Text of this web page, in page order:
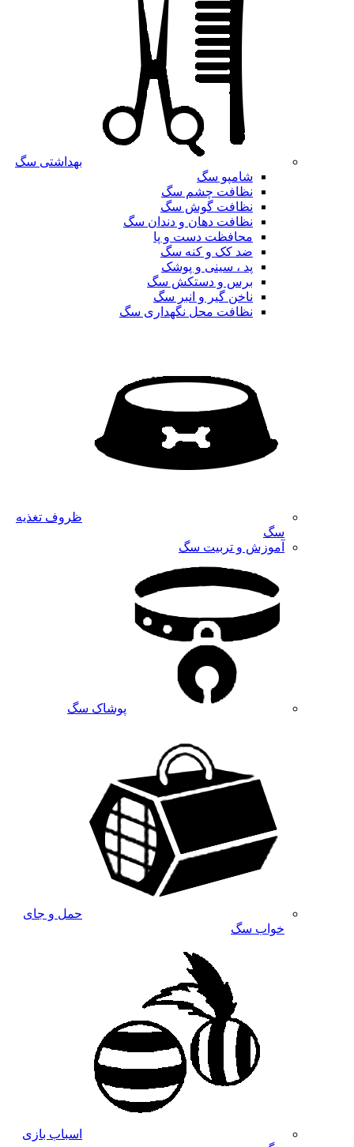
بهداشتی سگ
شامپو سگ
نظافت چشم سگ
نظافت گوش سگ
نظافت دهان و دندان سگ
محافظت دست و پا
ضد کک و کنه سگ
پد ، سینی و پوشک
برس و دستکش سگ
ناخن گیر و انبر سگ
نظافت محل نگهداری سگ
ظروف تغذیه
سگ
آموزش و تربیت سگ
پوشاک سگ
حمل و جای
خواب سگ
اسباب بازی